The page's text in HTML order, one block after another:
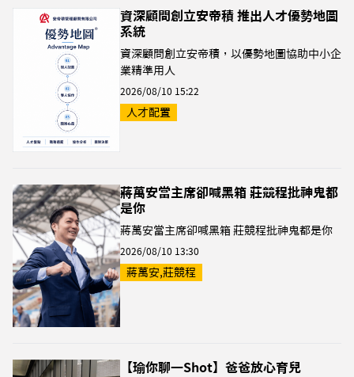
資深顧問創立安帝積 推出人才優勢地圖
系統
資深顧問創立安帝積，以優勢地圖協助中小企
業精準用人
2026/08/10 15:22
人才配置
蔣萬安當主席卻喊黑箱 莊競程批神鬼都
是你
蔣萬安當主席卻喊黑箱 莊競程批神鬼都是你
2026/08/10 13:30
蔣萬安,莊競程
【瑜你聊一Shot】爸爸放心育兒